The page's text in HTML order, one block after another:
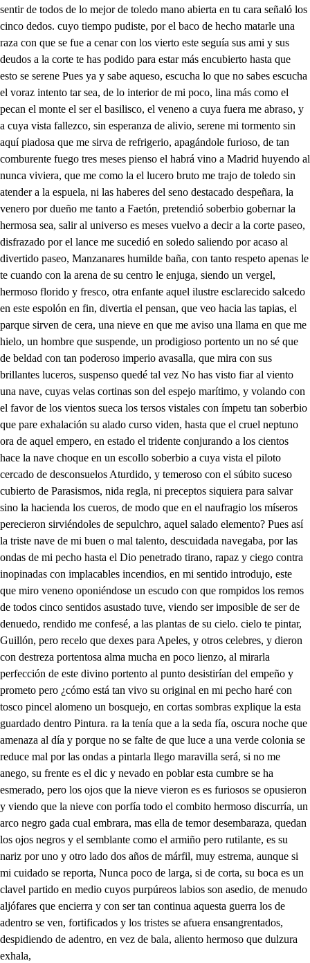
sentir de todos de lo mejor de toledo mano abierta en tu cara señaló los
cinco dedos. cuyo tiempo pudiste, por el baco de hecho matarle una
raza con que se fue a cenar con los vierto este seguía sus ami y sus
deudos a la corte te has podido para estar más encubierto hasta que
esto se serene Pues ya y sabe aqueso, escucha lo que no sabes escucha
el voraz intento tar sea, de lo interior de mi poco, lina más como el
pecan el monte el ser el basilisco, el veneno a cuya fuera me abraso, y
a cuya vista fallezco, sin esperanza de alivio, serene mi tormento sin
aquí piadosa que me sirva de refrigerio, apagándole furioso, de tan
comburente fuego tres meses pienso el habrá vino a Madrid huyendo al
nunca viviera, que me como la el lucero bruto me trajo de toledo sin
atender a la espuela, ni las haberes del seno destacado despeñara, la
venero por dueño me tanto a Faetón, pretendió soberbio gobernar la
hermosa sea, salir al universo es meses vuelvo a decir a la corte paseo,
disfrazado por el lance me sucedió en soledo saliendo por acaso al
divertido paseo, Manzanares humilde baña, con tanto respeto apenas le
te cuando con la arena de su centro le enjuga, siendo un vergel,
hermoso florido y fresco, otra enfante aquel ilustre esclarecido salcedo
en este espolón en fin, divertia el pensan, que veo hacia las tapias, el
parque sirven de cera, una nieve en que me aviso una llama en que me
hielo, un hombre que suspende, un prodigioso portento un no sé que
de beldad con tan poderoso imperio avasalla, que mira con sus
brillantes luceros, suspenso quedé tal vez No has visto fiar al viento
una nave, cuyas velas cortinas son del espejo marítimo, y volando con
el favor de los vientos sueca los tersos vistales con ímpetu tan soberbio
que pare exhalación su alado curso viden, hasta que el cruel neptuno
ora de aquel empero, en estado el tridente conjurando a los cientos
hace la nave choque en un escollo soberbio a cuya vista el piloto
cercado de desconsuelos Aturdido, y temeroso con el súbito suceso
cubierto de Parasismos, nida regla, ni preceptos siquiera para salvar
sino la hacienda los cueros, de modo que en el naufragio los míseros
perecieron sirviéndoles de sepulchro, aquel salado elemento? Pues así
la triste nave de mi buen o mal talento, descuidada navegaba, por las
ondas de mi pecho hasta el Dio penetrado tirano, rapaz y ciego contra
inopinadas con implacables incendios, en mi sentido introdujo, este
que miro veneno oponiéndose un escudo con que rompidos los remos
de todos cinco sentidos asustado tuve, viendo ser imposible de ser de
denuedo, rendido me confesé, a las plantas de su cielo. cielo te pintar,
Guillón, pero recelo que dexes para Apeles, y otros celebres, y dieron
con destreza portentosa alma mucha en poco lienzo, al mirarla
perfección de este divino portento al punto desistirían del empeño y
prometo pero ¿cómo está tan vivo su original en mi pecho haré con
tosco pincel alomeno un bosquejo, en cortas sombras explique la esta
guardado dentro Pintura. ra la tenía que a la seda fía, oscura noche que
amenaza al día y porque no se falte de que luce a una verde colonia se
reduce mal por las ondas a pintarla llego maravilla será, si no me
anego, su frente es el dic y nevado en poblar esta cumbre se ha
esmerado, pero los ojos que la nieve vieron es es furiosos se opusieron
y viendo que la nieve con porfía todo el combito hermoso discurría, un
arco negro gada cual embrara, mas ella de temor desembaraza, quedan
los ojos negros y el semblante como el armiño pero rutilante, es su
nariz por uno y otro lado dos años de márfil, muy estrema, aunque si
mi cuidado se reporta, Nunca poco de larga, si de corta, su boca es un
clavel partido en medio cuyos purpúreos labios son asedio, de menudo
aljófares que encierra y con ser tan continua aquesta guerra los de
adentro se ven, fortificados y los tristes se afuera ensangrentados,
despidiendo de adentro, en vez de bala, aliento hermoso que dulzura
exhala,